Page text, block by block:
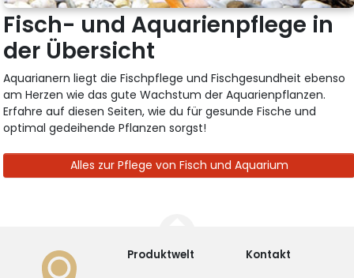
Fisch- und Aquarienpflege in
der Übersicht
Aquarianern liegt die Fischpflege und Fischgesundheit ebenso
am Herzen wie das gute Wachstum der Aquarienpflanzen.
Erfahre auf diesen Seiten, wie du für gesunde Fische und
optimal gedeihende Pflanzen sorgst!
Alles zur Pflege von Fisch und Aquarium
Produktwelt Kontakt